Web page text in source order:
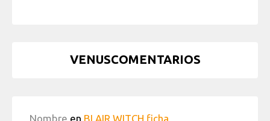
VENUSCOMENTARIOS
Nombre en BLAIR WITCH ficha